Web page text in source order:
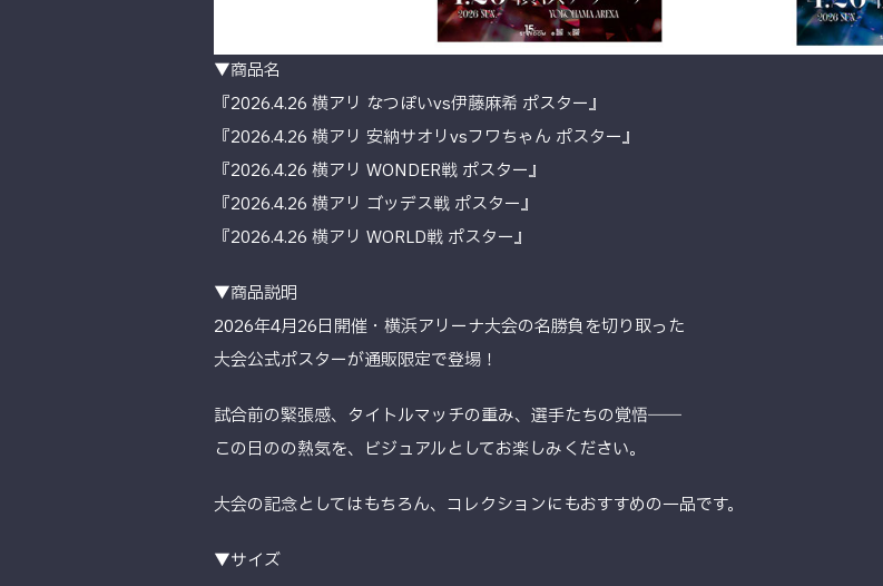
▼商品名
『2026.4.26 横アリ なつぽいvs伊藤麻希 ポスター』
『2026.4.26 横アリ 安納サオリvsフワちゃん ポスター』
『2026.4.26 横アリ WONDER戦 ポスター』
『2026.4.26 横アリ ゴッデス戦 ポスター』
『2026.4.26 横アリ WORLD戦 ポスター』
▼商品説明
2026年4月26日開催・横浜アリーナ大会の名勝負を切り取った
大会公式ポスターが通販限定で登場！
試合前の緊張感、タイトルマッチの重み、選手たちの覚悟――
この日のの熱気を、ビジュアルとしてお楽しみください。
大会の記念としてはもちろん、コレクションにもおすすめの一品です。
▼サイズ